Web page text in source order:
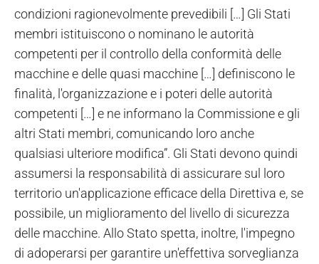
condizioni ragionevolmente prevedibili […] Gli Stati
membri istituiscono o nominano le autorità
competenti per il controllo della conformità delle
macchine e delle quasi macchine […] definiscono le
finalità, l'organizzazione e i poteri delle autorità
competenti […] e ne informano la Commissione e gli
altri Stati membri, comunicando loro anche
qualsiasi ulteriore modifica”. Gli Stati devono quindi
assumersi la responsabilità di assicurare sul loro
territorio un'applicazione efficace della Direttiva e, se
possibile, un miglioramento del livello di sicurezza
delle macchine. Allo Stato spetta, inoltre, l'impegno
di adoperarsi per garantire un'effettiva sorveglianza